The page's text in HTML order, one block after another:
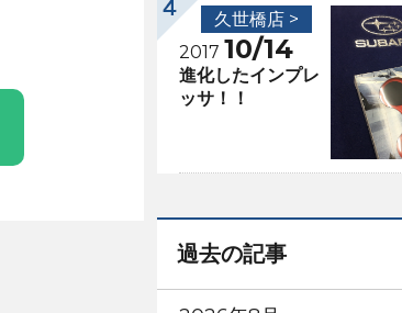
久世橋店 >
2017 10/14
進化したインプレ
ッサ！！
過去の記事